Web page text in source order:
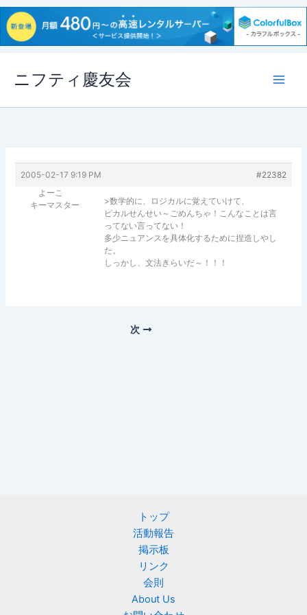
ス
ニフティ慶友会
2005-02-17 9:19 PM
#22382
よーこ
キーマスター
>数学的に、ロジカルに覚えていけて、
ピカルせんせい～ごめんちゃ！こんなことは言
ってない言ってない！
多少ニュアンスを具体化するために捏造しやし
た。
しっかし、文法きらいだ～！！！
次
トップ
活動報告
掲示板
リンク
会則
About Us